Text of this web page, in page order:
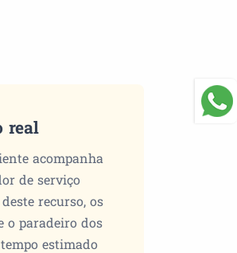
real
acompanha
de serviço
recurso, os
o paradeiro dos
estimado